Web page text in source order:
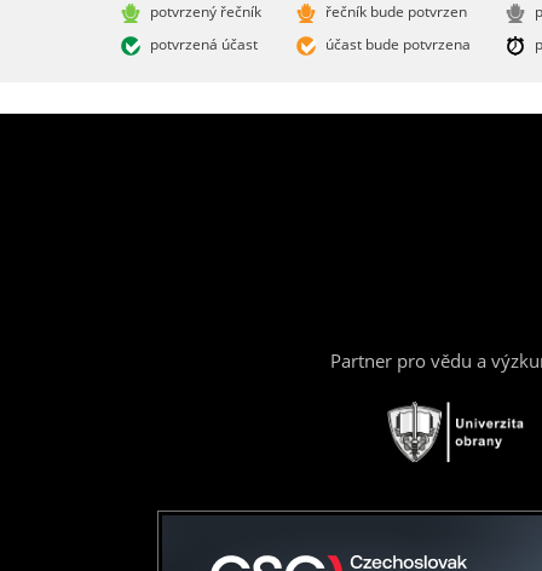
potvrzený řečník
potvrzená účast
řečník bude potvrzen
účast bude potvrzena
Partner pro vědu a